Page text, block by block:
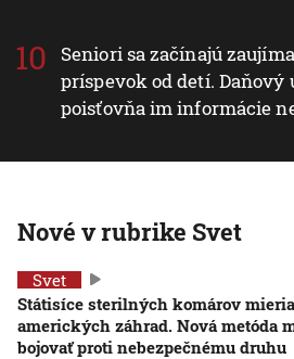
Seniori sa začínajú
príspevok od detí. Daňový
poisťovňa im informácie
Nové v rubrike Svet
Svet
Státisíce sterilných komárov
amerických záhrad. Nová metóda
bojovať proti nebezpečnému druhu